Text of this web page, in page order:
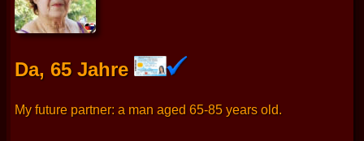
Da, 65 Jahre
My future partner: a man aged 65-85 years old.